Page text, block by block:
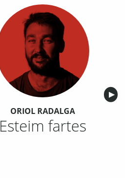
▶︎
ORIOL RADALGA
Esteim fartes